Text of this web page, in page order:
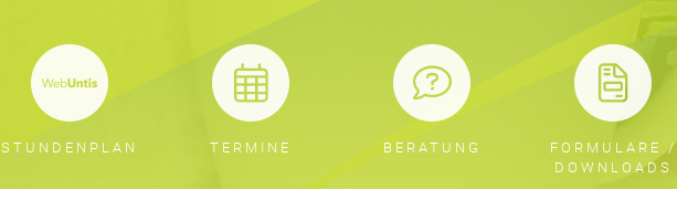
STUNDENPLAN TERMINE BERATUNG
FORMULARE /
DOWNLOADS